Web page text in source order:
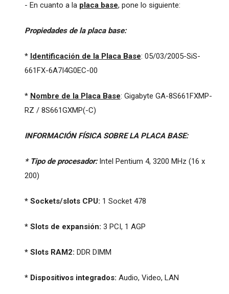
- En cuanto a la placa base, pone lo siguiente:
Propiedades de la placa base:
* Identificación de la Placa Base: 05/03/2005-SiS-
661FX-6A7I4G0EC-00
* Nombre de la Placa Base: Gigabyte GA-8S661FXMP-
RZ / 8S661GXMP(-C)
INFORMACIÓN FÍSICA SOBRE LA PLACA BASE:
* Tipo de procesador: Intel Pentium 4, 3200 MHz (16 x
200)
* Sockets/slots CPU: 1 Socket 478
* Slots de expansión: 3 PCI, 1 AGP
* Slots RAM2: DDR DIMM
* Dispositivos integrados: Audio, Video, LAN